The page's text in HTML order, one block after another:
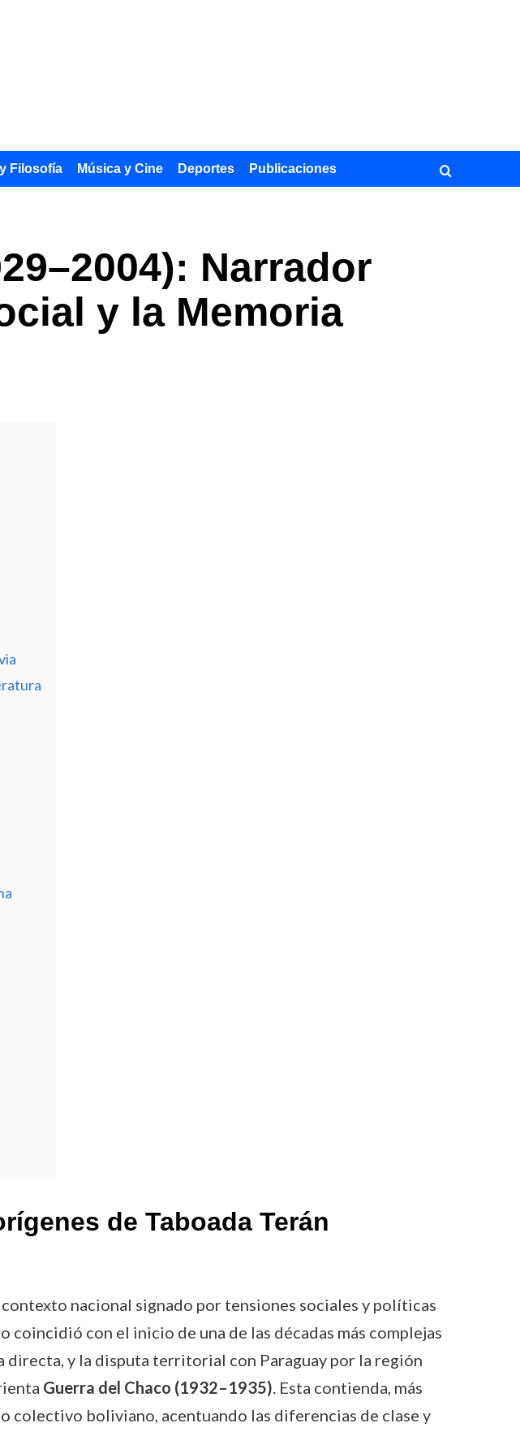
Filosofía Música y Cine Deportes Publicaciones
Narrador
y la Memoria
de Taboada Terán
contexto nacional signado por tensiones sociales y políticas
con el inicio de una de las décadas más complejas
directa, y la disputa territorial con Paraguay por la región
Guerra del Chaco (1932–1935). Esta contienda, más
colectivo boliviano, acentuando las diferencias de clase y